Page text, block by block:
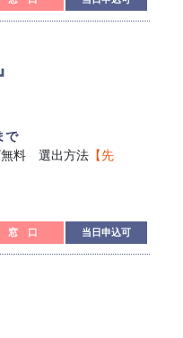
で
料 選出方法 【先
窓 口 当日申込可